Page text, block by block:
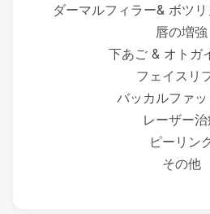
ダーマルフィラー& ボツ
唇の増強
下あご & オトガ
フェイスリ
バッカルファ
レーザー治
ピーリン
その他